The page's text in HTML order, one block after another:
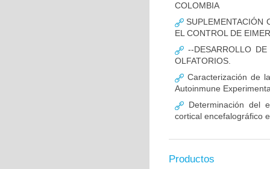
COLOMBIA
SUPLEMENTACIÓN
EL CONTROL DE
--DESARROLLO
OLFATORIOS.
Caracterización de
Autoinmune
Determinación del
cortical encefalográfico
Productos